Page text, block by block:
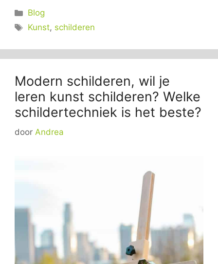
Categorieën
Blog
Tags
Kunst, schilderen
Modern schilderen, wil je
leren kunst schilderen? Welke
schildertechniek is het beste?
door Andrea